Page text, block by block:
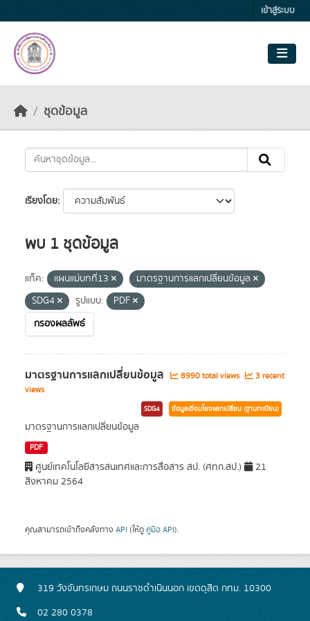
เข้าสู่ระบบ
ชุดข้อมูล
เรียงโดย
พบ 1 ชุดข้อมูล
แท็ค: แผนแม่บทที่13
มาตรฐานการแลกเปลี่ยนข้อมูล
SDG4
รูปแบบ:
PDF
กรองผลลัพธ์
มาตรฐานการแลกเปลี่ยนข้อมูล 8990 total views
3 recent
views
SDG4 ข้อมูลเชื่อมโยงแลกเปลี่ยน (ฐานทะเบียน)
มาตรฐานการแลกเปลี่ยนข้อมูล
PDF
ศูนย์เทคโนโลยีสารสนเทศและการสื่อสาร สป. (ศทก.สป.)
21
สิงหาคม 2564
คุณสามารถเข้าถึงคลังทาง API (ให้ดู คู่มือ API).
319 วังจันทรเกษม ถนนราชดำเนินนอก เขตดุสิต กทม. 10300
02 280 0378